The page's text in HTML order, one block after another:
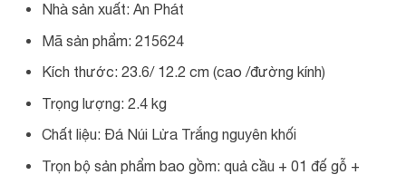
Nhà sản xuất: An Phát
Mã sản phẩm: 215624
Kích thước: 23.6/ 12.2 cm (cao /đường kính)
Trọng lượng: 2.4 kg
Chất liệu: Đá Núi Lửa Trắng nguyên khối
Trọn bộ sản phẩm bao gồm: quả cầu + 01 đế gỗ +